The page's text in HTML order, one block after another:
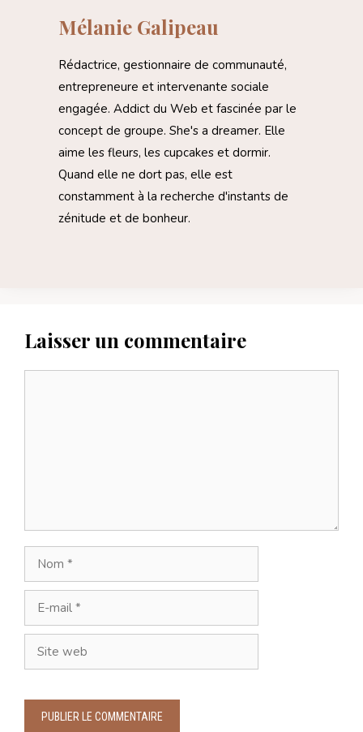
Mélanie Galipeau
Rédactrice, gestionnaire de communauté,
entrepreneure et intervenante sociale
engagée. Addict du Web et fascinée par le
concept de groupe. She's a dreamer. Elle
aime les fleurs, les cupcakes et dormir.
Quand elle ne dort pas, elle est
constamment à la recherche d'instants de
zénitude et de bonheur.
Laisser un commentaire
Nom
mail
Site
web